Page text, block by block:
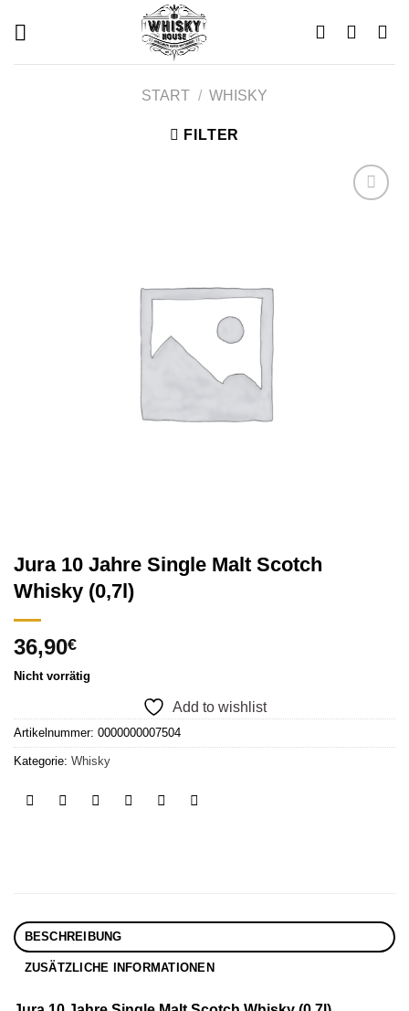
START / WHISKY
FILTER
Jura 10 Jahre Single Malt Scotch
Whisky (0,7l)
36,90€
Nicht vorrätig
Add to wishlist
Artikelnummer: 0000000007504
Kategorie: Whisky
BESCHREIBUNG
ZUSÄTZLICHE INFORMATIONEN